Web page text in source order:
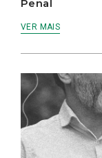
Penal
VER MAIS